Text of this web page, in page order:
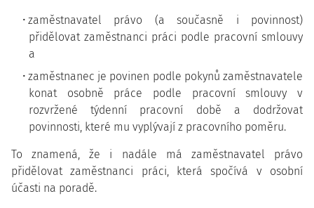
zaměstnavatel právo (a současně i povinnost)
přidělovat zaměstnanci práci podle pracovní smlouvy
a
zaměstnanec je povinen podle pokynů zaměstnavatele
konat osobně práce podle pracovní smlouvy v
rozvržené týdenní pracovní době a dodržovat
povinnosti, které mu vyplývají z pracovního poměru.
To znamená, že i nadále má zaměstnavatel právo
přidělovat zaměstnanci práci, která spočívá v osobní
účasti na poradě.